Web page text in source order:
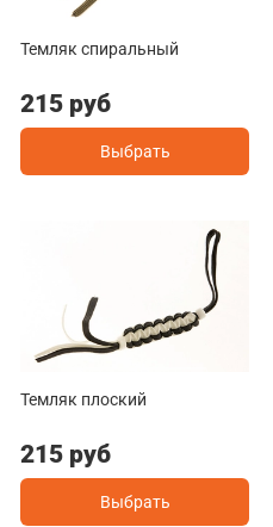
Темляк спиральный
215 руб
Выбрать
Темляк плоский
215 руб
Выбрать